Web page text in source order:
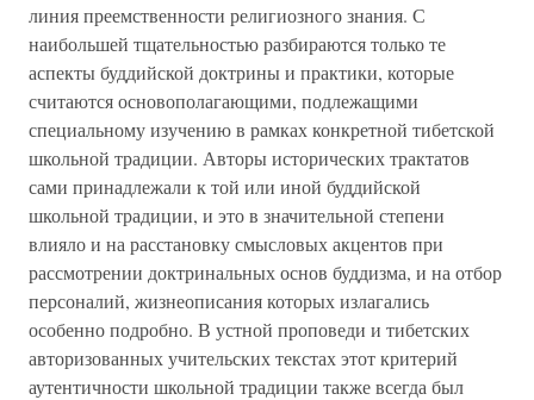
линия преемственности религиозного знания. С
наибольшей тщательностью разбираются только те
аспекты буддийской доктрины и практики, которые
считаются основополагающими, подлежащими
специальному изучению в рамках конкретной тибетской
школьной традиции. Авторы исторических трактатов
сами принадлежали к той или иной буддийской
школьной традиции, и это в значительной степени
влияло и на расстановку смысловых акцентов при
рассмотрении доктринальных основ буддизма, и на отбор
персоналий, жизнеописания которых излагались
особенно подробно. В устной проповеди и тибетских
авторизованных учительских текстах этот критерий
аутентичности школьной традиции также всегда был